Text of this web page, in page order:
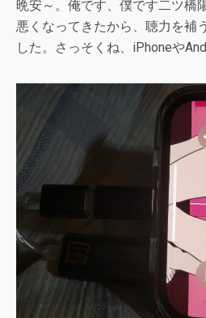
晩安～。俺です、僕です二ツ橋
悪くなってきたから、聴力を補
した。さっそくね、iPhoneや